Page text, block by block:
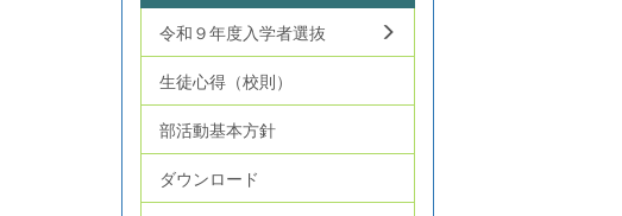
令和９年度入学者選抜
生徒心得（校則）
部活動基本方針
ダウンロード